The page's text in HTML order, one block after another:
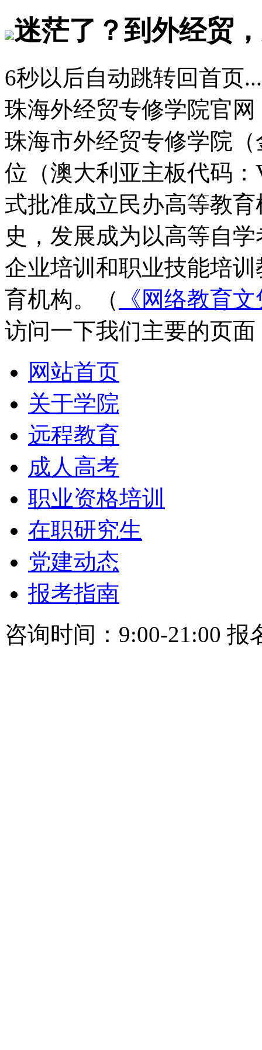
迷茫了？到外经贸
6秒以后自动跳转回首页...
珠海外经贸专修学院官网
珠海市外经贸专修学院
位（澳大利亚主板代码
式批准成立民办高等教
史，发展成为以高等自
企业培训和职业技能培
育机构。（
《网络教育
访问一下我们主要的页面
网站首页
关于学院
远程教育
成人高考
职业资格培训
在职研究生
党建动态
报考指南
咨询时间：9:00-21:00 报